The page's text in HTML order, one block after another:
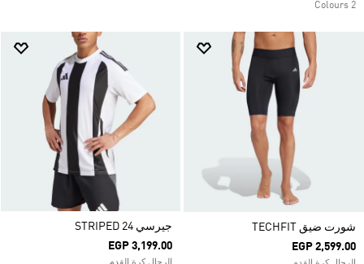
2 Colours
شورت ضيق TECHFIT
EGP 2,599.00
جيرسي STRIPED 24
EGP 3,199.00